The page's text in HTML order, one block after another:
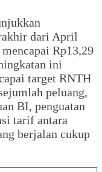
dari April
Rp13,29
ini
target RNTH
peluang,
BI, penguatan
tarif antara
berjalan cukup